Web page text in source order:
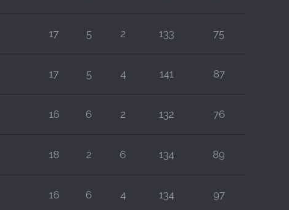
17 5 2 133 75
17 5 4 141 87
16 6 2 132 76
18 2 6 134 89
16 6 4 134 97